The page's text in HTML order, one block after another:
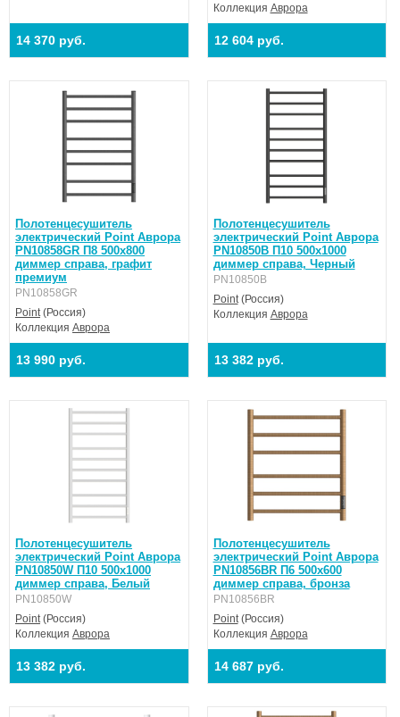
14 370 руб.
Коллекция Аврора
12 604 руб.
Полотенцесушитель
электрический Point Аврора
PN10858GR П8 500x800
диммер справа, графит
премиум
PN10858GR
Point(Россия)
Коллекция Аврора
13 990 руб.
Полотенцесушитель
электрический Point Аврора
PN10850B П10 500x1000
диммер справа, Черный
PN10850B
Point(Россия)
Коллекция Аврора
13 382 руб.
Полотенцесушитель
электрический Point Аврора
PN10850W П10 500x1000
диммер справа, Белый
PN10850W
Point(Россия)
Коллекция Аврора
13 382 руб.
Полотенцесушитель
электрический Point Аврора
PN10856BR П6 500x600
диммер справа, бронза
PN10856BR
Point(Россия)
Коллекция Аврора
14 687 руб.